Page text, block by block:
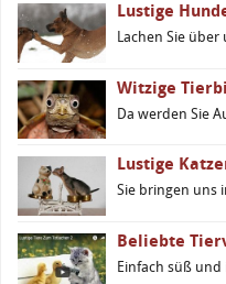
Lustige
Lachen Sie
Witzige
Da werden Sie
Lustige
Sie bringen uns
Beliebte
Einfach süß und